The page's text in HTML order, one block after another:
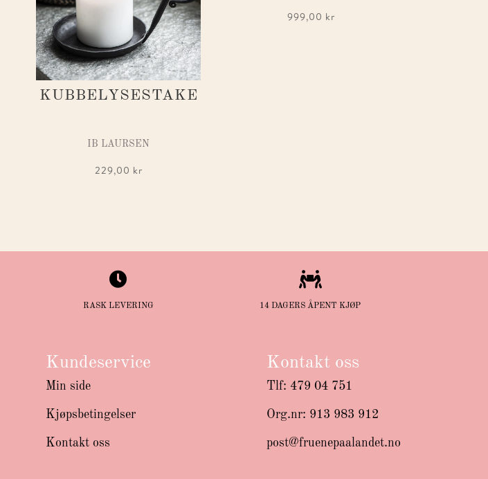
KUBBELYSESTAKE
IB LAURSEN
229,00 kr
999,00 kr

RASK LEVERING

14 DAGERS ÅPENT KJØP
Kundeservice
Min side
Kjøpsbetingelser
Kontakt oss
Kontakt oss
Tlf: 479 04 751
Org.nr: 913 983 912
post@fruenepaalandet.no